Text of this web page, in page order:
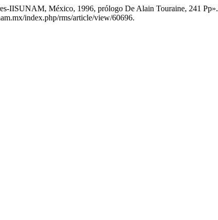
IISUNAM, México, 1996, prólogo De Alain Touraine, 241 Pp».
index.php/rms/article/view/60696.